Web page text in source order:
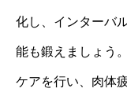
化し、インターバ
能も鍛えましょう
ケアを行い、肉体